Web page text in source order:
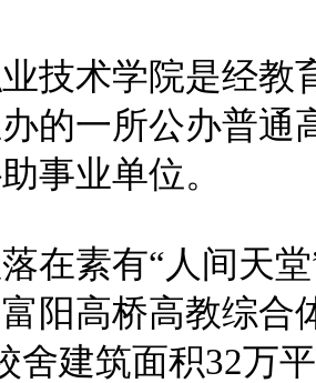
技术学院是经教
的一所公办普通
事业单位。
素有“人间天堂
阳高桥高教综合
舍建筑面积32万